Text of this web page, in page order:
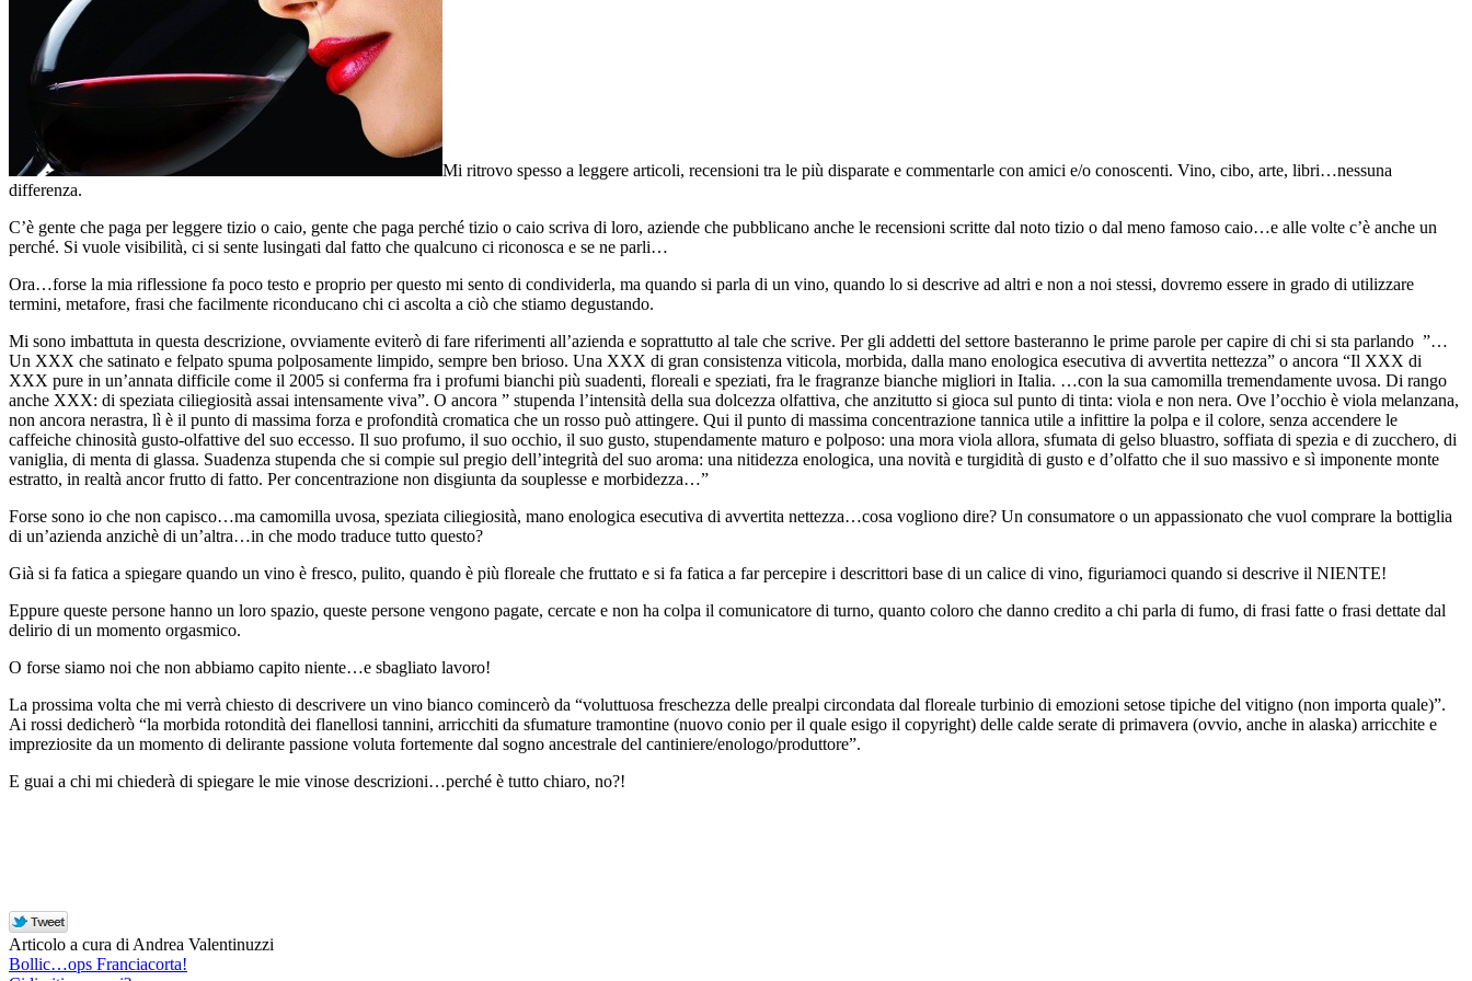
Mi ritrovo spesso a leggere articoli, recensioni tra le più disparate e commentarle con amici e/o conoscenti. Vino, cibo, arte, libri…nessuna
differenza.
C’è gente che paga per leggere tizio o caio, gente che paga perché tizio o caio scriva di loro, aziende che pubblicano anche le recensioni scritte dal noto tizio o dal meno famoso caio…e alle volte c’è anche un
perché. Si vuole visibilità, ci si sente lusingati dal fatto che qualcuno ci riconosca e se ne parli…
Ora…forse la mia riflessione fa poco testo e proprio per questo mi sento di condividerla, ma quando si parla di un vino, quando lo si descrive ad altri e non a noi stessi, dovremo essere in grado di utilizzare
termini, metafore, frasi che facilmente riconducano chi ci ascolta a ciò che stiamo degustando.
Mi sono imbattuta in questa descrizione, ovviamente eviterò di fare riferimenti all’azienda e soprattutto al tale che scrive. Per gli addetti del settore basteranno le prime parole per capire di chi si sta parlando ”…
Un XXX che satinato e felpato spuma polposamente limpido, sempre ben brioso. Una XXX di gran consistenza viticola, morbida, dalla mano enologica esecutiva di avvertita nettezza” o ancora “Il XXX di
XXX pure in un’annata difficile come il 2005 si conferma fra i profumi bianchi più suadenti, floreali e speziati, fra le fragranze bianche migliori in Italia. …con la sua camomilla tremendamente uvosa. Di rango
anche XXX: di speziata ciliegiosità assai intensamente viva”. O ancora ” stupenda l’intensità della sua dolcezza olfattiva, che anzitutto si gioca sul punto di tinta: viola e non nera. Ove l’occhio è viola melanzana,
non ancora nerastra, lì è il punto di massima forza e profondità cromatica che un rosso può attingere. Qui il punto di massima concentrazione tannica utile a infittire la polpa e il colore, senza accendere le
caffeiche chinosità gusto-olfattive del suo eccesso. Il suo profumo, il suo occhio, il suo gusto, stupendamente maturo e polposo: una mora viola allora, sfumata di gelso bluastro, soffiata di spezia e di zucchero, di
vaniglia, di menta di glassa. Suadenza stupenda che si compie sul pregio dell’integrità del suo aroma: una nitidezza enologica, una novità e turgidità di gusto e d’olfatto che il suo massivo e sì imponente monte
estratto, in realtà ancor frutto di fatto. Per concentrazione non disgiunta da souplesse e morbidezza…”
Forse sono io che non capisco…ma camomilla uvosa, speziata ciliegiosità, mano enologica esecutiva di avvertita nettezza…cosa vogliono dire? Un consumatore o un appassionato che vuol comprare la bottiglia
di un’azienda anzichè di un’altra…in che modo traduce tutto questo?
Già si fa fatica a spiegare quando un vino è fresco, pulito, quando è più floreale che fruttato e si fa fatica a far percepire i descrittori base di un calice di vino, figuriamoci quando si descrive il NIENTE!
Eppure queste persone hanno un loro spazio, queste persone vengono pagate, cercate e non ha colpa il comunicatore di turno, quanto coloro che danno credito a chi parla di fumo, di frasi fatte o frasi dettate dal
delirio di un momento orgasmico.
O forse siamo noi che non abbiamo capito niente…e sbagliato lavoro!
La prossima volta che mi verrà chiesto di descrivere un vino bianco comincerò da “voluttuosa freschezza delle prealpi circondata dal floreale turbinio di emozioni setose tipiche del vitigno (non importa quale)”.
Ai rossi dedicherò “la morbida rotondità dei flanellosi tannini, arricchiti da sfumature tramontine (nuovo conio per il quale esigo il copyright) delle calde serate di primavera (ovvio, anche in alaska) arricchite e
impreziosite da un momento di delirante passione voluta fortemente dal sogno ancestrale del cantiniere/enologo/produttore”.
E guai a chi mi chiederà di spiegare le mie vinose descrizioni…perché è tutto chiaro, no?!
Articolo a cura di Andrea Valentinuzzi
Bollic…ops Franciacorta!